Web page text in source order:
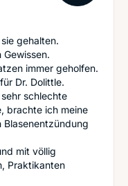
gehalten.
immer geholfen.
Dr. Dolittle.
schlechte
brachte ich meine
Blasenentzündung
mit völlig
Praktikanten